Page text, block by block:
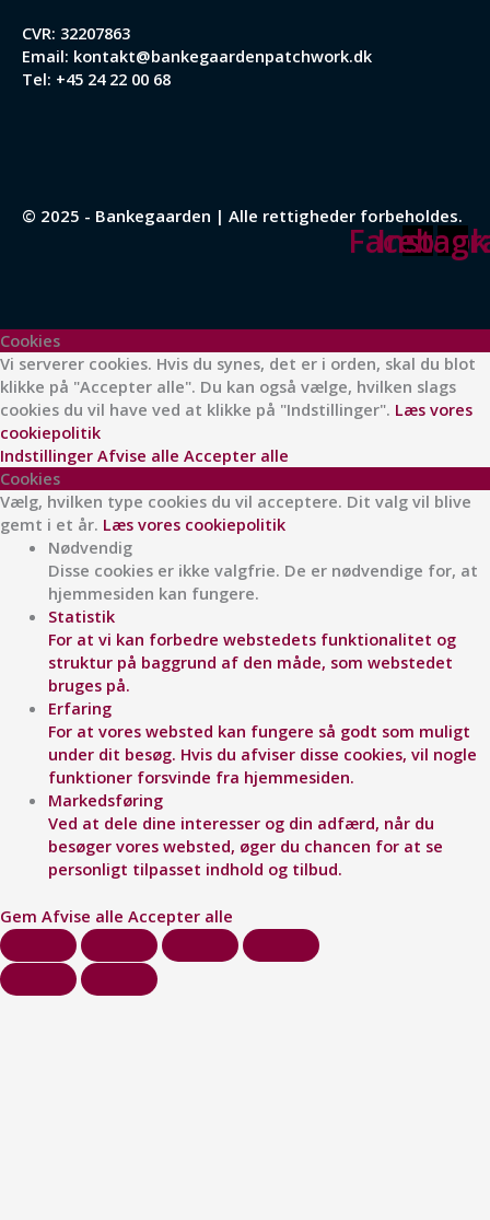
CVR: 32207863
Email: kontakt@bankegaardenpatchwork.dk
Tel: +45 24 22 00 68
© 2025 - Bankegaarden | Alle rettigheder forbeholdes.
Facebook
Cookies
Vi serverer cookies. Hvis du synes, det er i orden, skal du blot
klikke på "Accepter alle". Du kan også vælge, hvilken slags
cookies du vil have ved at klikke på "Indstillinger". Læs vores
cookiepolitik
Indstillinger Afvise alle Accepter alle
Cookies
Vælg, hvilken type cookies du vil acceptere. Dit valg vil blive
gemt i et år. Læs vores cookiepolitik
Nødvendig
Disse cookies er ikke valgfrie. De er nødvendige for, at
hjemmesiden kan fungere.
Statistik
For at vi kan forbedre webstedets funktionalitet og
struktur på baggrund af den måde, som webstedet
bruges på.
Erfaring
For at vores websted kan fungere så godt som muligt
under dit besøg. Hvis du afviser disse cookies, vil nogle
funktioner forsvinde fra hjemmesiden.
Markedsføring
Ved at dele dine interesser og din adfærd, når du
besøger vores websted, øger du chancen for at se
personligt tilpasset indhold og tilbud.
Gem Afvise alle Accepter alle